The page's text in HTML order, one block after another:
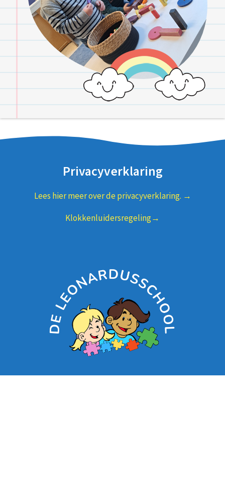
Privacyverklaring
Lees hier meer over de privacyverklaring. →
Klokkenluidersregeling→